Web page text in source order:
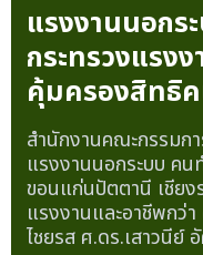
แรงงานนอกร
กระทรวงแรง
คุ้มครองสิทธิ
สำนักงานคณะกรรมก
แรงงานนอกระบบ คน
ขอนแก่นปัตตานี เชีย
แรงงานและอาชีพกว่
ไชยรส ศ.ดร.เสาวนีย์